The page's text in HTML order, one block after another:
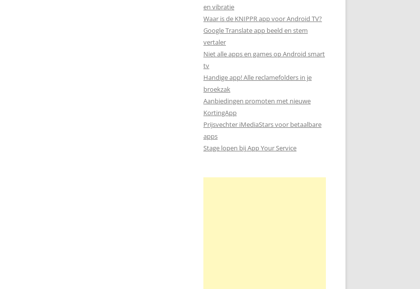
en vibratie
Waar is de KNIPPR app voor Android TV?
Google Translate app beeld en stem
vertaler
Niet alle apps en games op Android smart
tv
Handige app! Alle reclamefolders in je
broekzak
Aanbiedingen promoten met nieuwe
KortingApp
Prijsvechter iMediaStars voor betaalbare
apps
Stage lopen bij App Your Service